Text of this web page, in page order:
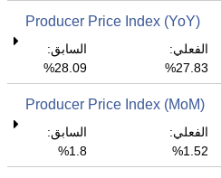
Producer Price Index (YoY)
الفعلي:
27.83%
السابق:
28.09%
Producer Price Index (MoM)
الفعلي:
1.52%
السابق:
1.8%